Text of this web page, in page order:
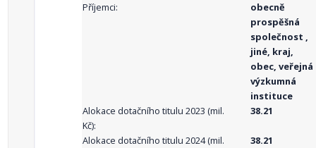
Příjemci:
obecně
prospěšná
společnost ,
jiné, kraj,
obec, veřejná
výzkumná
instituce
Alokace dotačního titulu 2023 (mil.
Kč):
38.21
Alokace dotačního titulu 2024 (mil.
38.21